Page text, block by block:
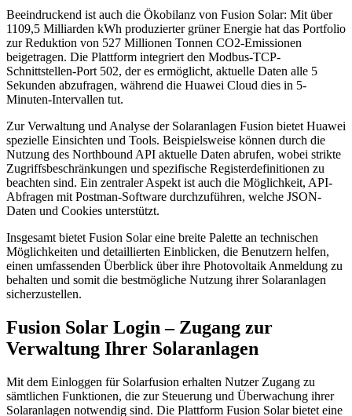
Beeindruckend ist auch die Ökobilanz von Fusion Solar: Mit über
1109,5 Milliarden kWh produzierter grüner Energie hat das Portfolio
zur Reduktion von 527 Millionen Tonnen CO2-Emissionen
beigetragen. Die Plattform integriert den Modbus-TCP-
Schnittstellen-Port 502, der es ermöglicht, aktuelle Daten alle 5
Sekunden abzufragen, während die Huawei Cloud dies in 5-
Minuten-Intervallen tut.
Zur Verwaltung und Analyse der Solaranlagen Fusion bietet Huawei
spezielle Einsichten und Tools. Beispielsweise können durch die
Nutzung des Northbound API aktuelle Daten abrufen, wobei strikte
Zugriffsbeschränkungen und spezifische Registerdefinitionen zu
beachten sind. Ein zentraler Aspekt ist auch die Möglichkeit, API-
Abfragen mit Postman-Software durchzuführen, welche JSON-
Daten und Cookies unterstützt.
Insgesamt bietet Fusion Solar eine breite Palette an technischen
Möglichkeiten und detaillierten Einblicken, die Benutzern helfen,
einen umfassenden Überblick über ihre Photovoltaik Anmeldung zu
behalten und somit die bestmögliche Nutzung ihrer Solaranlagen
sicherzustellen.
Fusion Solar Login – Zugang zur
Verwaltung Ihrer Solaranlagen
Mit dem Einloggen für Solarfusion erhalten Nutzer Zugang zu
sämtlichen Funktionen, die zur Steuerung und Überwachung ihrer
Solaranlagen notwendig sind. Die Plattform Fusion Solar bietet eine